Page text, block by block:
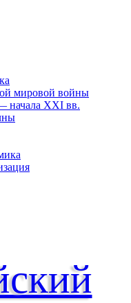
мировой войны
начала XXI вв.